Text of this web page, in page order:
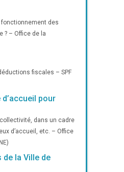
fonctionnement des
? – Office de la
fiscales – SPF
pour
dans un cadre
d’accueil, etc. – Office
de la Ville de